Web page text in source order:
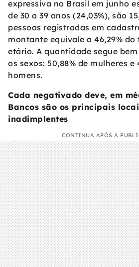
expressiva no Brasil em junho
de 30 a 39 anos (24,03%), são
pessoas registradas em
montante equivale a 46,29%
etário. A quantidade segue
os sexos: 50,88% de mulheres e
homens.
Cada negativado deve, em
Bancos são os principais
inadimplentes
CONTINUA APÓS A